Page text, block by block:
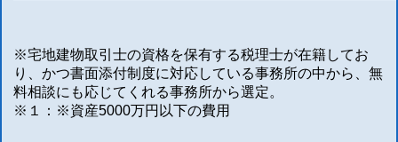
※宅地建物取引士の資格を保有する税理士が在籍してお
り、かつ書面添付制度に対応している事務所の中から、無
料相談にも応じてくれる事務所から選定。
※１：※資産5000万円以下の費用